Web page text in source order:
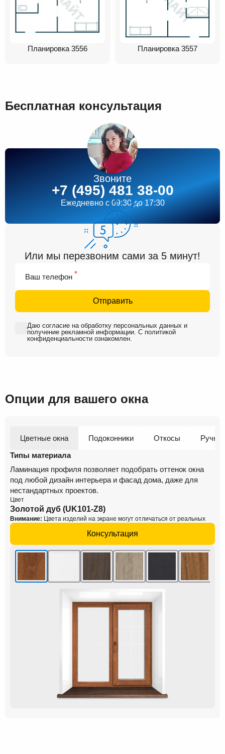
Планировка 3556 Планировка 3557
Бесплатная консультация
Звоните
+7 (495) 481 38-00
Ежедневно c 09:30 до 17:30
Или мы перезвоним сами за 5 минут!
Ваш телефон *
Отправить
Даю согласие на обработку персональных данных и
получение рекламной информации . С политикой
конфиденциальности ознакомлен.
Опции для вашего окна
Цветные окна Подоконники Откосы
Ручки
Типы материала
Ламинация профиля позволяет подобрать оттенок окна
под любой дизайн интерьера и фасад дома, даже для
нестандартных проектов.
Цвет
Золотой дуб (UK101-Z8)
Внимание: Цвета изделий на экране могут отличаться от реальных
Консультация